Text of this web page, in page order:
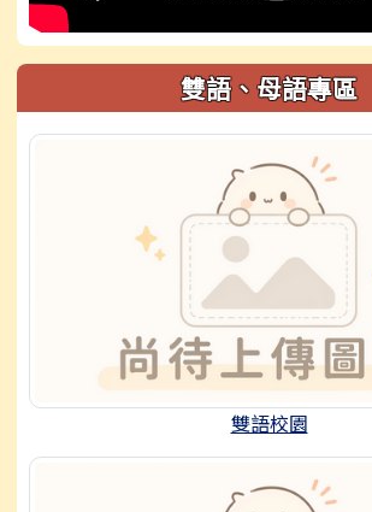
雙語、母語專區
雙語校園